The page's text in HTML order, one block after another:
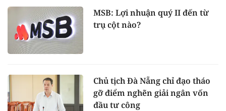
MSB: Lợi nhuận quý II đến từ
trụ cột nào?
Chủ tịch Đà Nẵng chỉ đạo tháo
gỡ điểm nghẽn giải ngân vốn
đầu tư công